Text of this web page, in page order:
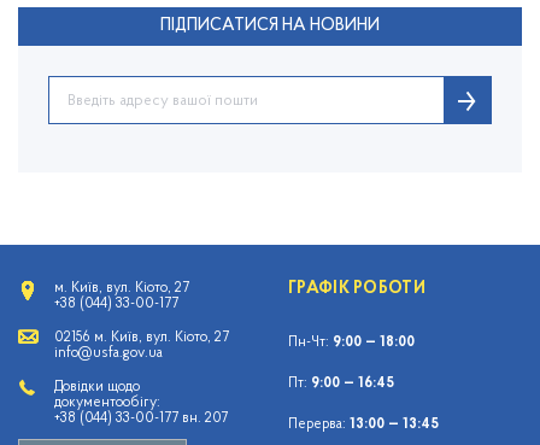
ПІДПИСАТИСЯ НА НОВИНИ
м. Київ, вул. Кіото, 27
+38 (044) 33-00-177
02156 м. Київ, вул. Кіото, 27
info@usfa.gov.ua
Довідки щодо
документообігу:
+38 (044) 33-00-177 вн. 207
ГРАФІК РОБОТИ
Пн-Чт: 9:00 — 18:00
Пт: 9:00 — 16:45
Перерва: 13:00 — 13:45